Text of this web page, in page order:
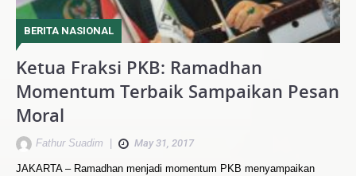
BERITA NASIONAL
Ketua Fraksi PKB: Ramadhan
Momentum Terbaik Sampaikan Pesan
Moral
Fathur Suadim May 31, 2017
JAKARTA – Ramadhan menjadi momentum PKB menyampaikan